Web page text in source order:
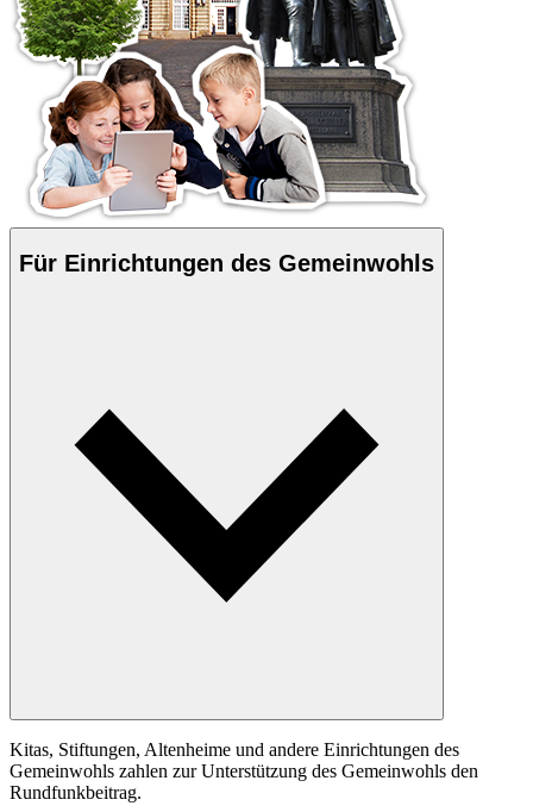
Für Einrichtungen des Gemeinwohls
Kitas, Stiftungen, Altenheime und andere Einrichtungen des
Gemeinwohls zahlen zur Unterstützung des Gemeinwohls den
Rundfunkbeitrag.